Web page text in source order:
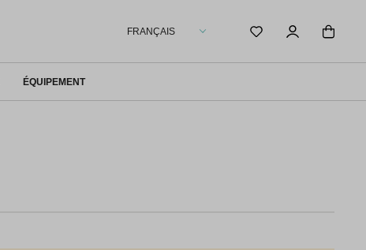
FRANÇAIS
ÉQUIPEMENT